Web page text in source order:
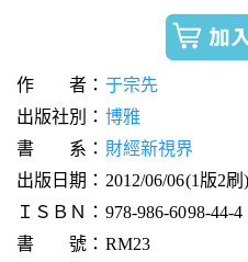
作 者： 于宗先
出版社別： 博雅
書 系： 財經新視界
出版日期：2012/06/06(1版2刷)
ＩＳＢＮ：978-986-6098-44-4
書 號：RM23